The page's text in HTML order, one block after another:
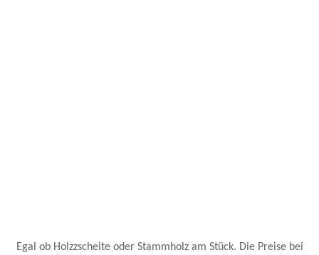
Egal ob Holzzscheite oder Stammholz am Stück. Die Preise bei